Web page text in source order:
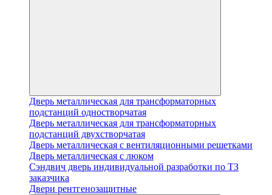
Дверь металлическая для трансформаторных
подстанций одностворчатая
Дверь металлическая для трансформаторных
подстанций двухстворчатая
Дверь металлическая с вентиляционными решетками
Дверь металлическая с люком
Cэндвич дверь индивидуальной разработки по ТЗ
заказчика
Двери рентгенозащитные